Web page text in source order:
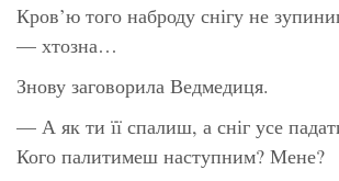
Кров’ю того наброду снігу не
— хтозна…
Знову заговорила Ведмедиця.
— А як ти її спалиш, а сніг усе
Кого палитимеш наступним? Мене?